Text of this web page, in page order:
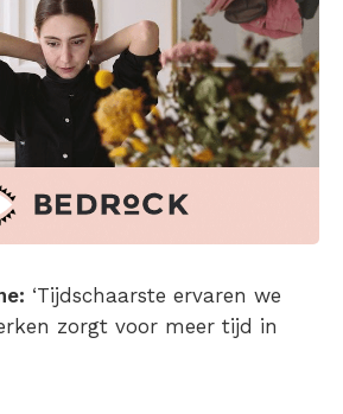
‘Tijdschaarste ervaren we
zorgt voor meer tijd in